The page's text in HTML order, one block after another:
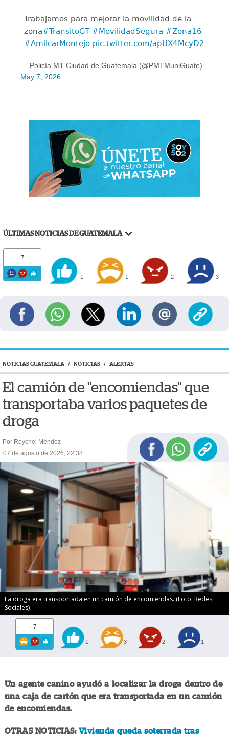
Trabajamos para mejorar la movilidad de la
zona#TransitoGT #MovilidadSegura #Zona16
#AmílcarMontejo pic.twitter.com/apUX4McyD2
— Policía MT Ciudad de Guatemala (@PMTMuniGuate)
May 7, 2026
ÚLTIMAS NOTICIAS DE GUATEMALA
7
1 1 2 3
NOTICIAS GUATEMALA / NOTICIAS / ALERTAS
El camión de "encomiendas" que
transportaba varios paquetes de
droga
Por Reychel Méndez
07 de agosto de 2026, 22:38
La droga era transportada en un camión de encomiendas. (Foto: Redes
Sociales)
7
1 3 2 1
Un agente canino ayudó a localizar la droga dentro de
una caja de cartón que era transportada en un camión
de encomiendas.
OTRAS NOTICIAS: Vivienda queda soterrada tras